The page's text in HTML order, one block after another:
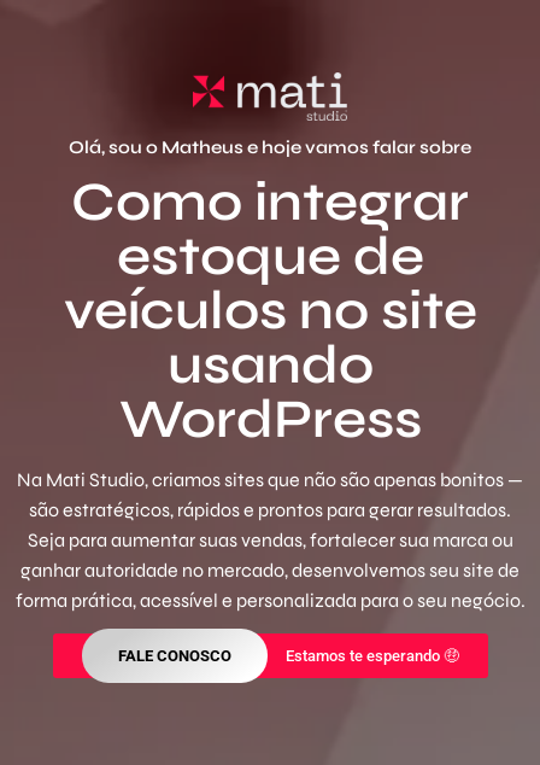
Olá, sou o Matheus e hoje vamos falar sobre
Como integrar
estoque de
veículos no site
usando
WordPress
Na Mati Studio, criamos sites que não são apenas bonitos —
são estratégicos, rápidos e prontos para gerar resultados.
Seja para aumentar suas vendas, fortalecer sua marca ou
ganhar autoridade no mercado, desenvolvemos seu site de
forma prática, acessível e personalizada para o seu negócio.
FALE CONOSCO Estamos te esperando 🤑